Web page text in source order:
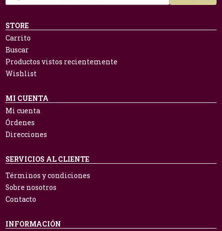
STORE
Carrito
Buscar
Productos vistos recientemente
Wishlist
MI CUENTA
Mi cuenta
Órdenes
Direcciones
SERVICIOS AL CLIENTE
Términos y condiciones
Sobre nosotros
Contacto
INFORMACIÓN